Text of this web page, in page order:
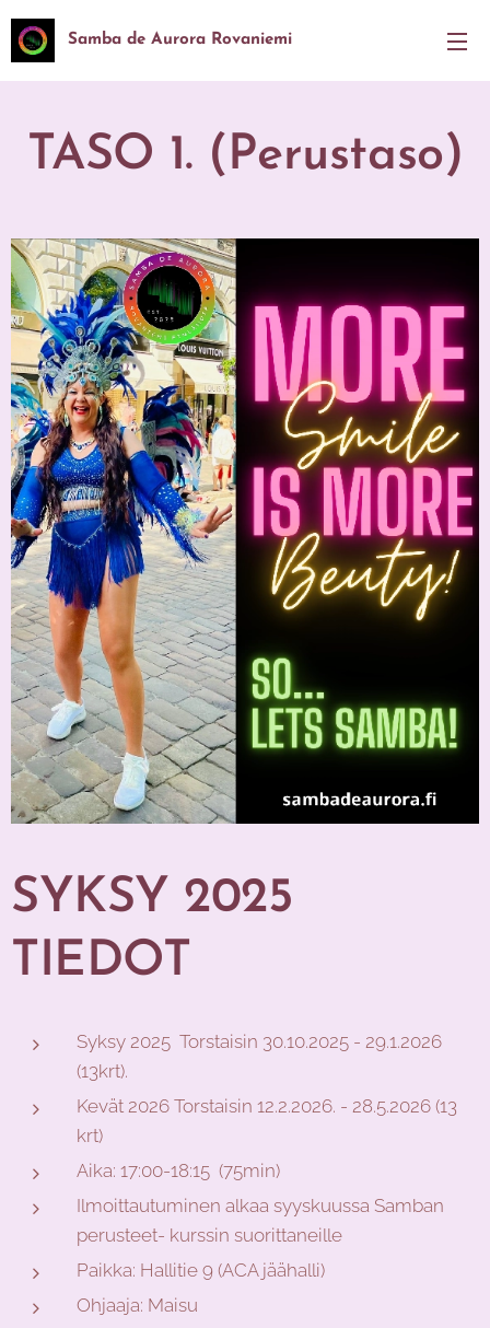
Samba de Aurora Rovaniemi
TASO 1. (Perustaso)
SYKSY 2025
TIEDOT
Syksy 2025 Torstaisin 30.10.2025 - 29.1.2026
(13krt).
Kevät 2026 Torstaisin 12.2.2026. - 28.5.2026 (13
krt)
Aika: 17:00-18:15 (75min)
Ilmoittautuminen alkaa syyskuussa Samban
perusteet- kurssin suorittaneille
Paikka: Hallitie 9 (ACA jäähalli)
Ohjaaja: Maisu